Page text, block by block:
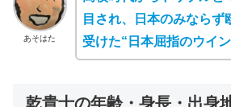
あそはた
目され、日本のみならず
受けた“日本屈指のウイン
乾貴士の年齢・身長・出身